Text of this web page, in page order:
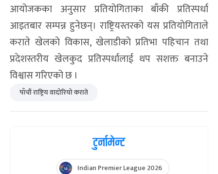
आयोजकका अनुसार प्रतियोगिताका बाँकी प्रतिस्पर्धा
आइतबार सम्पन्न हुनेछन्। राष्ट्रियस्तरको यस प्रतियोगिताले
कराते खेलको विकास, खेलाडीको प्रतिभा पहिचान तथा
प्रदेशस्तरीय खेलकुद प्रतिस्पर्धालाई थप सशक्त बनाउने
विश्वास गरिएको छ ।
पाँचौं राष्ट्रिय वादोरियो कराते
टुर्नामेन्ट
Indian Premier League 2026